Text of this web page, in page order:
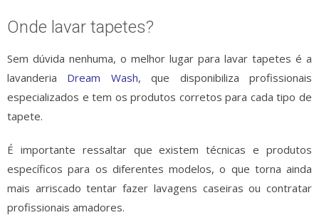
Onde lavar tapetes?
Sem dúvida nenhuma, o melhor lugar para lavar tapetes é a
lavanderia Dream Wash, que disponibiliza profissionais
especializados e tem os produtos corretos para cada tipo de
tapete.
É importante ressaltar que existem técnicas e produtos
específicos para os diferentes modelos, o que torna ainda
mais arriscado tentar fazer lavagens caseiras ou contratar
profissionais amadores.